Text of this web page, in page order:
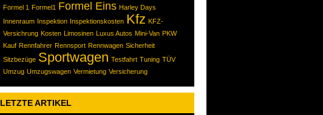
Formel 1 Formel1 Formel Eins Harley Days
Innenraum Inspektion Inspektionskosten Kfz KFZ-
Versichrung Kosten Limosinen Luxus Autos Mini-Van PKW
Kauf Rennfahrer Rennsport Rennwagen Sicherheit
Sitzbezüge Sportwagen Testfahrt Tuning TÜV
Umzug Umzugswagen Vermietung Versicherung
LETZTE ARTIKEL